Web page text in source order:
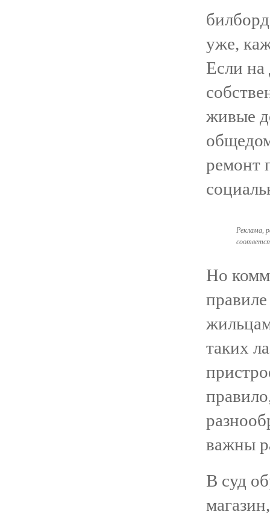
уже,
Если на
живые
ремонт
Реклама,
Но
таких
важны
В суд